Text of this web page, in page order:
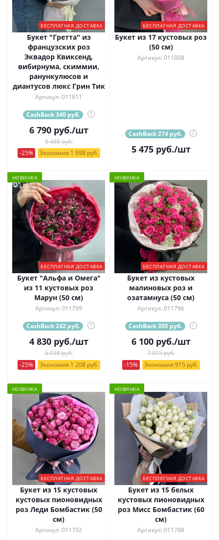
БЕСПЛАТНАЯ ДОСТАВКА
Букет "Гретта" из
французских роз
Эквадор Квиксенд,
вибирнума, скиммии,
ранункулюсов и
диантусов люкс Грин Тик
Артикул: 011811
CashBack 340 руб. ?
6 790руб./шт
8 488 руб.
-25%
Экономия 1 698 руб.
БЕСПЛАТНАЯ ДОСТАВКА
Букет из 17 кустовых роз
(50 см)
Артикул: 011808
CashBack 274 руб. ?
5 475руб./шт
НОВИНКА
БЕСПЛАТНАЯ ДОСТАВКА
Букет "Альфа и Омега"
из 11 кустовых роз
Марун (50 см)
Артикул: 011799
CashBack 242 руб. ?
4 830руб./шт
6 038 руб.
-25%
Экономия 1 208 руб.
НОВИНКА
БЕСПЛАТНАЯ ДОСТАВКА
Букет из кустовых
малиновых роз и
озатамнуса (50 см)
Артикул: 011796
CashBack 305 руб. ?
6 100руб./шт
7 015 руб.
-15%
Экономия 915 руб.
НОВИНКА
БЕСПЛАТНАЯ ДОСТАВКА
Букет из 15 кустовых
кустовых пионовидных
роз Леди Бомбастик (50
см)
Артикул: 011792
НОВИНКА
БЕСПЛАТНАЯ ДОСТАВКА
Букет из 15 белых
кустовых пионовидных
роз Мисс Бомбастик (60
см)
Артикул: 011788